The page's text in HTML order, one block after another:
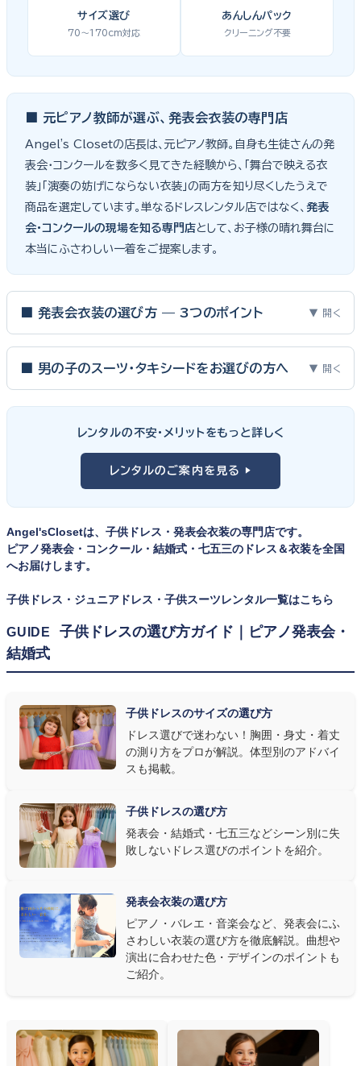
サイズ選び
70〜170cm対応
あんしんパック
クリーニング不要
■ 元ピアノ教師が選ぶ、発表会衣装の専門店
Angel's Closetの店長は、元ピアノ教師。自身も生徒さんの発
表会・コンクールを数多く見てきた経験から、「舞台で映える衣
装」「演奏の妨げにならない衣装」の両方を知り尽くしたうえで
商品を選定しています。単なるドレスレンタル店ではなく、 発表
会・コンクールの現場を知る専門店として、お子様の晴れ舞台に
本当にふさわしい一着をご提案します。
■ 発表会衣装の選び方 — 3つのポイント ▼ 開く
ピアノ発表会・バイオリン発表会・コンクールの舞台は、お子様にと
って特別な一日。元ピアノ教師としての経験から、衣装選びで大切
① サイズは"ジャストフィット"を選ぶ
舞台上で最も美しく見えるのは、お子様の体にきちんと合ったサ
イズのドレス・スーツです。「大きめを買って長く着せたい」という
何よりお子様を輝かせます。レンタルなら、その時のジャストサイ
ズを遠慮なく選べるのが最大のメリット。胸囲・身丈の正しい測り
② 舞台で映える色・楽器に合うデザインを選ぶ
発表会の舞台は照明が強く、客席からは意外と色味が飛んで見え
ます。ネイビー・ブラック・深みのあるジュエルカラーはホールの照
す。またピアノ演奏なら落ち着いたシックなトーン、バイオリンやソ
ロ演奏なら華やかで視線を集めるデザイン、合唱やアンサンブル
なら衣装同士が調和するクラシカルな色合い、と演目に合わせた
③ 演奏の動きを妨げない設計か確認する
発表会ドレス選びで見落とされがちなのが"動きやすさ"です。ピ
アノならペダル操作を妨げない丈感、バイオリンなら弓を動かす
右腕のゆとり、管楽器なら胸元の締め付けがないこと——演奏の
質は衣装で変わります。Angel's Closetのレンタル衣装は、元ピ
アノ教師の店長が発表会・コンクールでのご使用を前提に厳選し
た商品
を多数ご用意しています。
■ 男の子のスーツ・タキシードをお選びの方へ ▼ 開く
向け、スリーピーススーツやベストスタイルは合唱・アンサンブル向
けと、シーンで使い分けるのがおすすめです。詳しくは
ツ・タキシード一覧
レンタルの不安・メリットをもっと詳しく
レンタルのご案内を見る ▶
Angel'sClosetは、子供ドレス・発表会衣装の専門店です。
ピアノ発表会・コンクール・結婚式・七五三のドレス＆衣装を全国
へお届けします。
子供ドレス・ジュニアドレス・子供スーツレンタル一覧はこちら
GUIDE
子供ドレスの選び方ガイド｜ピアノ発表会・
結婚式
子供ドレスのサイズの選び方
ドレス選びで迷わない！胸囲・身丈・着丈
の測り方をプロが解説。体型別のアドバイ
スも掲載。
子供ドレスの選び方
発表会・結婚式・七五三などシーン別に失
敗しないドレス選びのポイントを紹介。
発表会衣装の選び方
ピアノ・バレエ・音楽会など、発表会にふ
さわしい衣装の選び方を徹底解説。曲想や
演出に合わせた色・デザインのポイントも
ご紹介。